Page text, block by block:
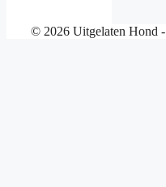
© 2026 Uitgelaten Hond -